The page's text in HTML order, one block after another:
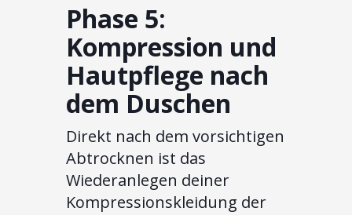
Phase 5:
Kompression und
Hautpflege nach
dem Duschen
Direkt nach dem vorsichtigen
Abtrocknen ist das
Wiederanlegen deiner
Kompressionskleidung der